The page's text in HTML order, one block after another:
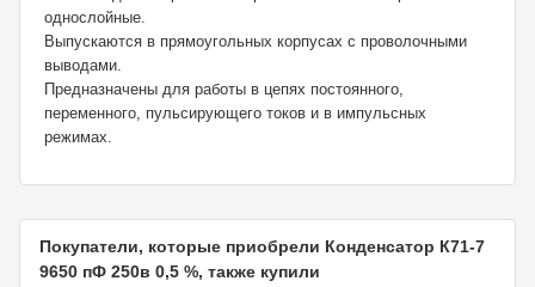
однослойные.
Выпускаются в прямоугольных корпусах с проволочными
выводами.
Предназначены для работы в цепях постоянного,
переменного, пульсирующего токов и в импульсных
режимах.
Покупатели, которые приобрели Конденсатор К71-7
9650 пФ 250в 0,5 %, также купили